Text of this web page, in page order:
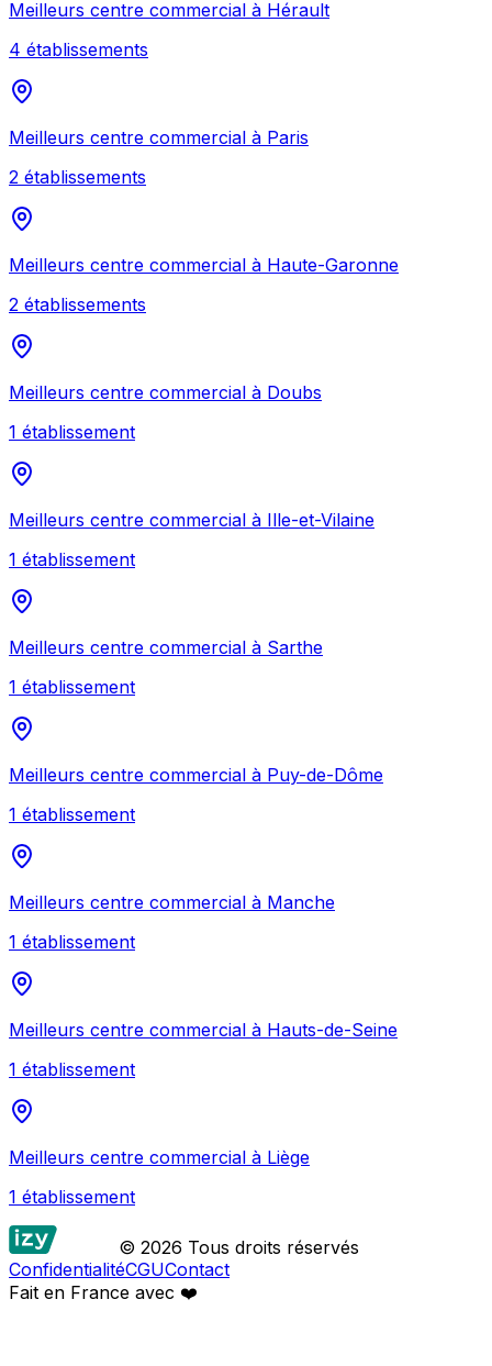
Meilleurs centre commercial à Hérault
4 établissements
Meilleurs centre commercial à Paris
2 établissements
Meilleurs centre commercial à Haute-Garonne
2 établissements
Meilleurs centre commercial à Doubs
1 établissement
Meilleurs centre commercial à Ille-et-Vilaine
1 établissement
Meilleurs centre commercial à Sarthe
1 établissement
Meilleurs centre commercial à Puy-de-Dôme
1 établissement
Meilleurs centre commercial à Manche
1 établissement
Meilleurs centre commercial à Hauts-de-Seine
1 établissement
Meilleurs centre commercial à Liège
1 établissement
© 2026 Tous droits réservés
ConfidentialitéCGUContact
Fait en France avec ❤️